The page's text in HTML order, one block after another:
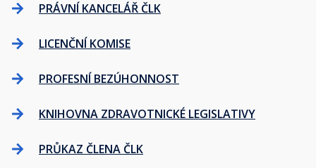
PRÁVNÍ KANCELÁŘ ČLK
LICENČNÍ KOMISE
PROFESNÍ BEZÚHONNOST
KNIHOVNA ZDRAVOTNICKÉ LEGISLATIVY
PRŮKAZ ČLENA ČLK